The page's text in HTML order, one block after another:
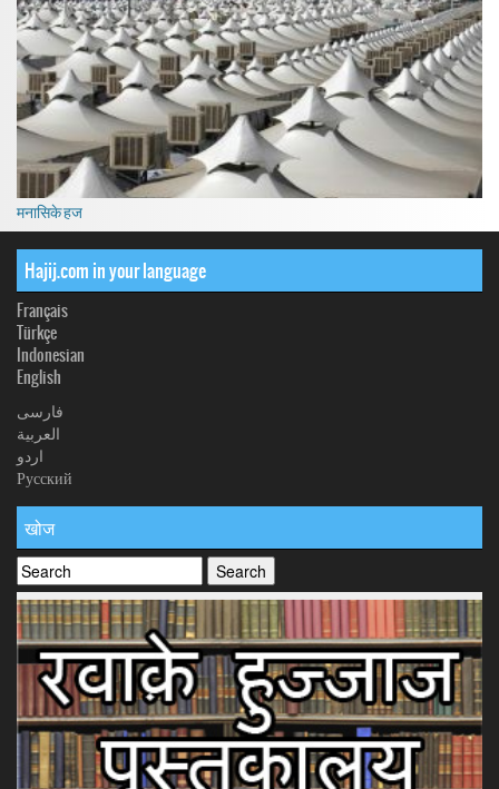
मनासिके हज
Hajij.com in your language
Français
Türkçe
Indonesian
English
فارسی
العربیة
اردو
Русский
खोज